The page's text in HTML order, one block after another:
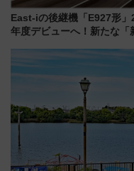
East-iの後継機「E927形」
年度デビューへ！新たな「
説【JR東日本】